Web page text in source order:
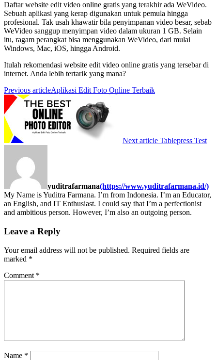
Daftar website edit video online gratis yang terakhir ada WeVideo.
Sebuah aplikasi yang kerap digunakan untuk pemula hingga
profesional. Tak usah khawatir bila penyimpanan video besar, sebab
WeVideo sanggup menyimpan video dalam ukuran 1 GB. Selain
itu, ragam perangkat bisa menggunakan WeVideo, dari mulai
Windows, Mac, iOS, hingga Android.
Itulah rekomendasi website edit video online gratis yang tersebar di
internet. Anda lebih tertarik yang mana?
Previous articleAplikasi Edit Foto Online Terbaik
Next article Tablepress Test
yuditrafarmana(https://www.yuditrafarmana.id/)
My Name is Yuditra Farmana. I’m from Indonesia. I’m an Educator,
an English, and IT Enthusiast. I could say that I’m a perfectionist
and ambitious person. However, I’m also an outgoing person.
Leave a Reply
Your email address will not be published. Required fields are
marked *
Comment *
Name *